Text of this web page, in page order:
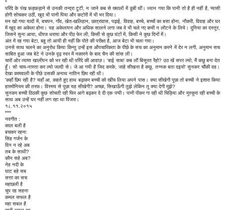
*
परिंदे के पंख फ़ड़फ़ड़ाने से उनकी तन्द्रा टूटी, न जाने कब से ख्यालों में डूबी थीं। ध्यान गया कि पानी तो है ही नहीं है, प्यासी
होगी सोचकर उठीं, खुद भी पानी पिया और कटोरी में भी भर दिया।
मन खो गया यादों में, बचपन, गाँव, खेत-खलिहान, छात्रावास, पढ़ाई, विवाह, बच्चे, बच्चों का बसा होना, नौकरी, विवाह और घर
में खुद का अकेला होना। यह अकेलापन और अधिक सालने लगा जब वे भी चले गए कभी न लौटने के लिये। दुनिया का दस्तूर,
जिसने सुना आया, धीरज धराया और पीठ फेर ली, किसी से कुछ घंटों में, किसी ने कुछ दिनों में।
अंत में रह गया बेटा, बहु तो आयी ही नहीं कि पोते की परीक्षा है, आज बेटा भी चला गया।
उनसे साथ चलने का अनुरोध किया किन्तु उन्हें इस औपचारिकता के पीछे के सच का अनुमान करने में देर न लगी, अनुमान सच
साबित हुआ जब बेटे ने उनके दृढ़ स्वर में नकारने के बाद चैन की सांस ली।
चारों ओर व्याप्त खालीपन को भर रही थी परिंदे की आवाज़। 'बाई साब! कब लौं बिसूरत रैहो? उठ खें सपर ल्यो, मैं कछू बना देत
हूँ। सो चाय-नास्ता कर ल्यो जल्दी से। जे आ गयी है जिद करके, जाहे सीखना है कछू, तन्नक बता दइयो' सुनकर चौंकी वह।
देखा कामवाली के पीछे उसकी अनाथ नातिन छिप रही थी।
'कहाँ छिप रही है? यहाँ आ, कहते हुए हाथ बढ़ाकर बच्ची को खींच लिया अपने पास। क्या सीखेगी पूछा तो बच्ची ने इशारा किया
हारमोनियम की तरफ। विस्मय से पूछा यह सीखेगी? अच्छा, सिखाऊँगी तुझे लेकिन तू क्या देगी मुझे?
सुनकर बच्ची ठिठकी कुछ सोचती रही फिर आगे बढ़कर दे दी एक पप्पी। पानी पीकर गा रही थी चिड़िया और मुस्कुरा रही बच्ची के
साथ अब उन्हें घर नहीं लग रहा था पिंजरा।
१८.११.२०१५
***
नवगीत :
काल बली है
बचकर रहना
सिंह गर्जन के
दिन न रहे अब
तब के साथी?
कौन सहे अब?
नेह नदी के
घाट बहे सब
सत्ता का सच
महाछली है
चुप रह सहना
कमल सफल है
महा सबल है